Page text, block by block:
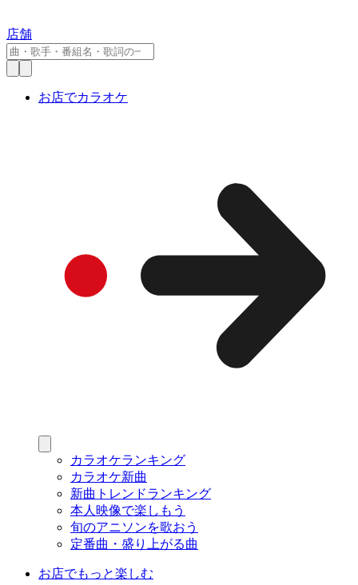
店舗
お店でカラオケ
カラオケランキング
カラオケ新曲
新曲トレンドランキング
本人映像で楽しもう
旬のアニソンを歌おう
定番曲・盛り上がる曲
お店でもっと楽しむ